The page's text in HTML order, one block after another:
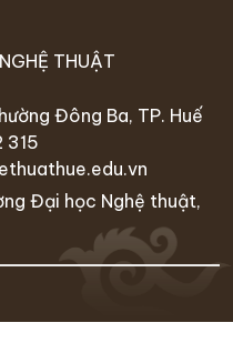
THUẬT
Đông Ba, TP. Huế
315
Đại học Nghệ thuật,